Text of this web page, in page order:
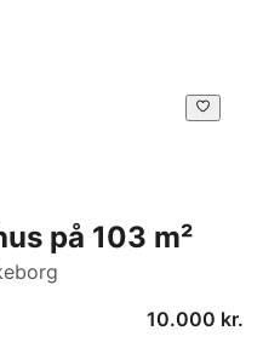
på 103 m²
10.000 kr.